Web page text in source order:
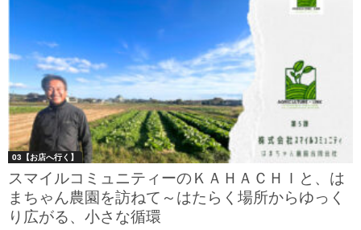
03【お店へ行く】
スマイルコミュニティーのＫＡＨＡＣＨＩと、は
まちゃん農園を訪ねて～はたらく場所からゆっく
り広がる、小さな循環